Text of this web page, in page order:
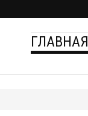
ГЛАВНАЯ